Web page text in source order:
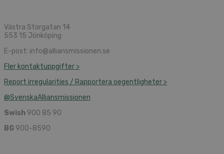
Västra Storgatan 14
553 15 Jönköping
E-post: info@alliansmissionen.se
Fler kontaktuppgifter >
Report irregularities / Rapportera oegentligheter >
@SvenskaAlliansmissionen
Swish 900 85 90
BG 900-8590